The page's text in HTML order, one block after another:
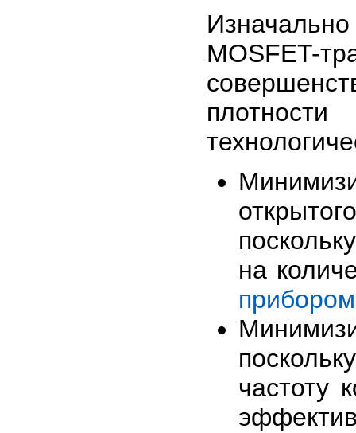
MOSFET-
на
прибором
частоту